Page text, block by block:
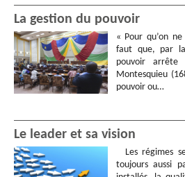
La gestion du pouvoir
« Pour qu’on
faut que, par
pouvoir
Montesquieu
pouvoir ou…
Le leader et sa vision
Les régimes
toujours aussi